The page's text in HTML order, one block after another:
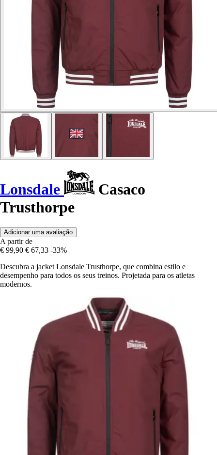
Lonsdale
Casaco
Trusthorpe
Adicionar uma avaliação
A partir de
€ 99,90 € 67,33 -33%
Descubra a jacket Lonsdale Trusthorpe, que combina estilo e
desempenho para todos os seus treinos. Projetada para os atletas
modernos.